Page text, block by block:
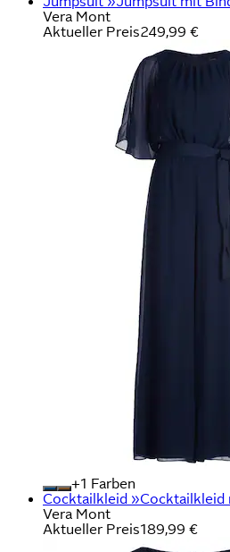
Vera Mont
Aktueller Preis249,99 €
+
Farben
Cocktailkleid »Cocktailkleid
Vera Mont
Aktueller Preis189,99 €